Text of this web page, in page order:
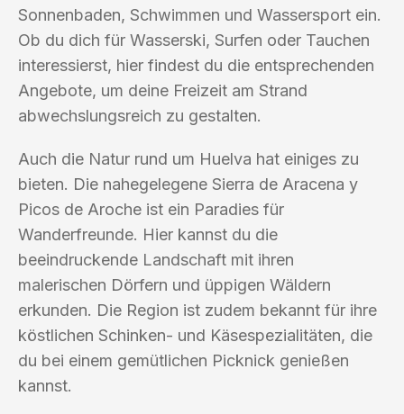
Sonnenbaden, Schwimmen und Wassersport ein.
Ob du dich für Wasserski, Surfen oder Tauchen
interessierst, hier findest du die entsprechenden
Angebote, um deine Freizeit am Strand
abwechslungsreich zu gestalten.
Auch die Natur rund um Huelva hat einiges zu
bieten. Die nahegelegene Sierra de Aracena y
Picos de Aroche ist ein Paradies für
Wanderfreunde. Hier kannst du die
beeindruckende Landschaft mit ihren
malerischen Dörfern und üppigen Wäldern
erkunden. Die Region ist zudem bekannt für ihre
köstlichen Schinken- und Käsespezialitäten, die
du bei einem gemütlichen Picknick genießen
kannst.